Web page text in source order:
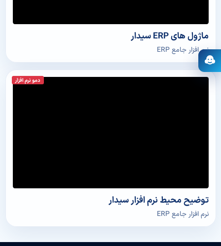
ماژول های ERP سیدار
نرم افزار جامع ERP
دمو نرم افزار
توضیح محیط نرم افزار سیدار
نرم افزار جامع ERP
باز کردن دستیار